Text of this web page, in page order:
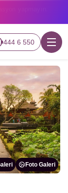
444 6 550
Foto Galeri